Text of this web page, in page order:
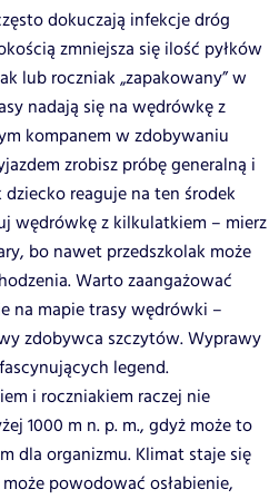
dokuczają infekcje dróg
zmniejsza się ilość pyłków
lub roczniak „zapakowany” w
nadają się na wędrówkę z
kompanem w zdobywaniu
zrobisz próbę generalną i
reaguje na ten środek
wędrówkę z kilkulatkiem – mierz
bo nawet przedszkolak może
Warto zaangażować
na mapie trasy wędrówki –
zdobywca szczytów. Wyprawy
legend.
i roczniakiem raczej nie
1000 m n. p. m., gdyż może to
dla organizmu. Klimat staje się
powodować osłabienie,